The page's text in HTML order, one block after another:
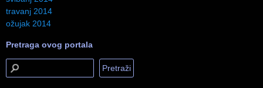
travanj 2014
ožujak 2014
Pretraga ovog portala